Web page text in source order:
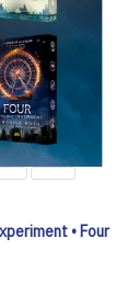
• Four